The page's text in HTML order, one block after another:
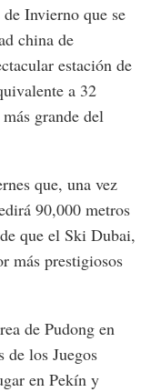
Invierno que se
china de
estación de
a 32
grande del
que, una vez
90,000 metros
que el Ski Dubai,
más prestigiosos
de Pudong en
de los Juegos
en Pekín y